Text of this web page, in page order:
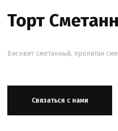
Торт
Бисквит сметанный, пропитан
Связаться с нами